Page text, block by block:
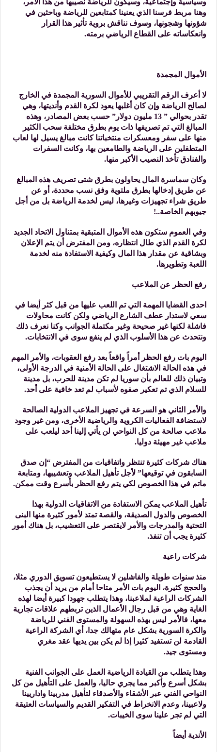
وسياسية وإجتماعية، وسيكون للرياضة نصيبها من هذا الأمر،
وهنا مربط فرسنا الذي يعنينا كمتابعين للرياضة وباحثين في
شؤونها وشجونها، وسوف نناقش بروية تأثير هذا القرار
وانعكاساته على القطاع الرياضي برمته.
الأموال المجمدة
لا أعرف الرقم التقريبي للأموال السورية المجمدة في الخارج
لصالح الرياضة وإن كان أغلبها يعود لكرة القدم وأنديتها، وهي
تقدر بحوالي ” 13 مليون دولار” حسب بعض المصادر، وهذه
المبالغ التي تم تصريفها ذات يوم بطرق مختلفة سحب الكثير
منها على سفر ومعسكرات منتخباتنا كانت مبالغ يسيل لها لعاب
المتطفلين على الرياضة والطامعين بها، وكانت السفرات
والفنادق تأخذ النصيب الأكبر منها.
وكان سماسرة المال يحاولون بطرق شتى تصريف هذه المبالغ
عن طريق إدخالها بطرق ملتوية وفق نسب محددة، أو عن
طريق شراء تجهيزات وغيرها، ليس لخدمة الرياضة بل من أجل
جيوبهم الخاصة..!
وفي العموم ستكون هذه الأموال المتبقية بمتناول الاتحاد الجديد
لكرة القدم الذي طال انتظاره، ومن المفترض أن يتم الإعلان
وبشاقية عن مقدار هذا المال وكيفية الاستفادة منه لخدمة
اللعبة وتطويرها.
رفع الحظر عن الملاعب
احدى القضايا المهمة التي تم اللعب عليها من قبل كثر أيضا في
سعي لاستدار عطف الشارع الرياضي ولكن كانت محاولات
فاشلة لكنها غير صحيحة وغير مكتملة الجوانب وكنا نعرف ذلك
ونتحدث عن هذا الأسلوب الذي لم ينفع سوى في الانتخابات.
اليوم بات رفع الحظر أمراً واقعاً بعد رفع العقوبات، والأمر المهم
في هذه الحالة الاشتغال على الحالة الأمنية في الدرجة الأولى،
وتبيان ذلك للعالم بأن سوريا لم تكن مدينة للحرب، بل مدينة
للسلام الذي تم تعكير صفوه لأسباب لم تعد خافية على أحد.
والأمر الثاني هو السرعة في تجهيز الملاعب الدولية الصالحة
لاستضافة الفعاليات الكروية والرياضية الأخرى، ومن غير وجود
ملاعب صالحة من كل النواحي لن يأتي إلينا أحد ليلعب على
ملاعب غير مهيئة دوليا.
هناك شركات كثيرة تنتظر واتفاقيات من المفترض “إن صدق
السابقون في توقيعها” لأجل تأهيل الملاعب وتعشيبها، ومتابعة
ماتم في هذا الخصوص لكي يتم رفع الحظر بأسرع وقت ممكن.
تأهيل الملاعب يمكن الاستفادة من الاتفاقيات الدولية بهذا
الخصوص والدول الصديقة، والقصة تمتد لأمور كثيرة منها البنى
التحتية والمدرجات والأمر لايقتصر على التعشيب، بل هناك أمور
كثيرة يجب أن تنفذ.
شركات راعية
منذ سنوات طويلة والفاشلين لا يستطيعون تسويق الدوري مثلا،
والحجج كثيرة، اليوم بات الأمر متاحا أمام من يريد أن يجذب
الشركات الراعية لملاعبنا، وهذا يتطلب جهودا كبيرة أيضا لهذه
الغاية وهي من قبل رجال الأعمال الذين تربطهم علاقات تجارية
معها، فالأمر ليس بهذه السهولة والمستوى الفني للرياضة
والكرة السورية بشكل عام متهالك جدا، أي الشركة الراعية
القادمة لن تستفيد كثيرا إذا لم يكن بين يديها عقد مغري
ومستوى جيد.
وهذا يتطلب من القيادة الرياضية العمل على الجوانب الفنية
بشكل أسرع وأكبر مما يجري حاليا، والعمل على التأهيل من كل
النواحي الفني عبر الأشقاء والأصدقاء لتأهيل مدربينا واداريينا
ولاعبينا، وعدم الانخراط في التفكير القديم والسياسات العتيقة
التي لم تجر علينا سوى الخيبات.
الأندية أيضاً